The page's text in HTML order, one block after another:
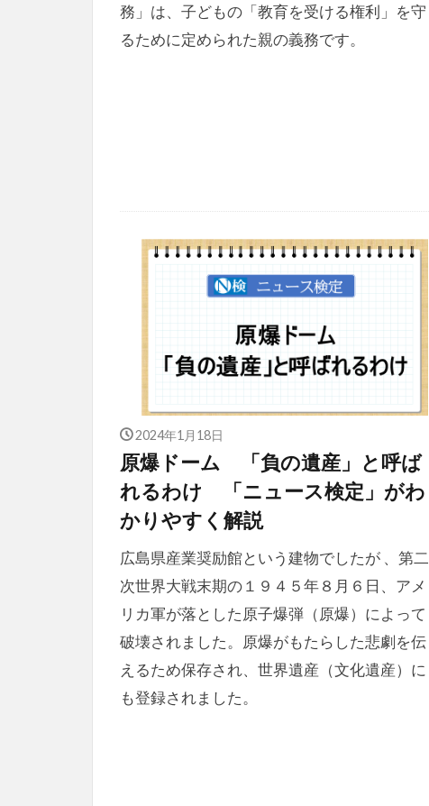
務」は、子どもの「教育を受ける権利」を守
るために定められた親の義務です。
2024年1月18日
原爆ドーム 「負の遺産」と呼ば
れるわけ 「ニュース検定」がわ
かりやすく解説
広島県産業奨励館という建物でしたが 、第二
次世界大戦末期の１９４５年８月６日、アメ
リカ軍が落とした原子爆弾（原爆）によって
破壊されました。原爆がもたらした悲劇を伝
えるため保存され、世界遺産（文化遺産）に
も登録されました。